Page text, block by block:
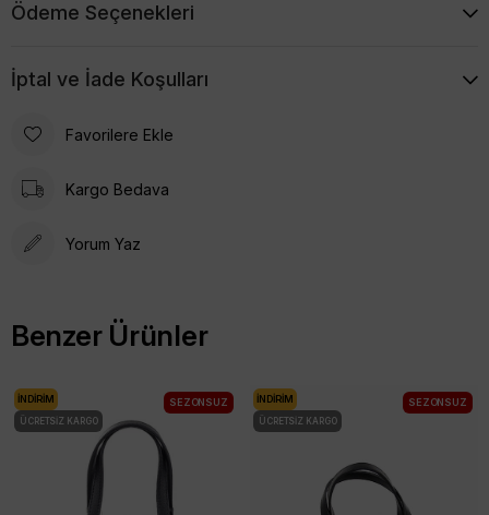
Ödeme Seçenekleri
İptal ve İade Koşulları
Favorilere Ekle
Kargo Bedava
Yorum Yaz
Benzer Ürünler
İNDIRIM
ÜCRETSIZ KARGO
SEZONSUZ İNDIRIM
ÜCRETSIZ KARGO
SEZONSUZ